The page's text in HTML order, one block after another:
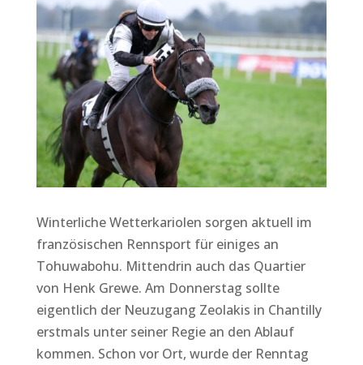
Winterliche Wetterkariolen sorgen aktuell im
französischen Rennsport für einiges an
Tohuwabohu. Mittendrin auch das Quartier
von Henk Grewe. Am Donnerstag sollte
eigentlich der Neuzugang Zeolakis in Chantilly
erstmals unter seiner Regie an den Ablauf
kommen. Schon vor Ort, wurde der Renntag